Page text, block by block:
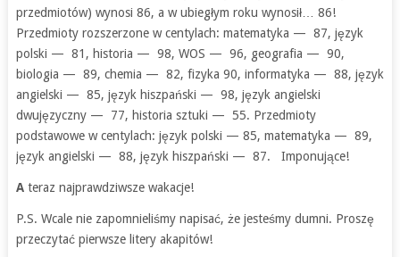
przedmiotów) wynosi 86, a w ubiegłym roku wynosił… 86!
Przedmioty rozszerzone w centylach: matematyka — 87, język
polski — 81, historia — 98, WOS — 96, geografia — 90,
biologia — 89, chemia — 82, fizyka 90, informatyka — 88, język
angielski — 85, język hiszpański — 98, język angielski
dwujęzyczny — 77, historia sztuki — 55. Przedmioty
podstawowe w centylach: język polski — 85, matematyka — 89,
język angielski — 88, język hiszpański — 87. Imponujące!
Ateraz najprawdziwsze wakacje!
P.S. Wcale nie zapomnieliśmy napisać, że jesteśmy dumni. Proszę
przeczytać pierwsze litery akapitów!